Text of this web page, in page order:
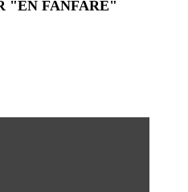
"EN FANFARE"